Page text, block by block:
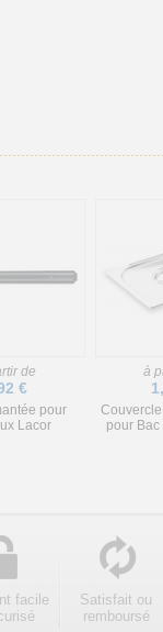
de
€
pour
Lacor
à
pour Bac
facile
Satisfait ou
remboursé